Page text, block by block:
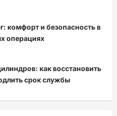
комфорт и безопасность в
операциях
как восстановить
срок службы